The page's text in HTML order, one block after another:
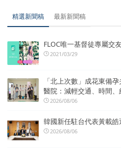
精選新聞稿 最新新聞稿
FLOC唯一基督徒專屬交
2021/03/29
「北上次數」成花東備
醫院：減輕交通、時間
2026/08/06
韓國新任駐台代表黃載
2026/08/06